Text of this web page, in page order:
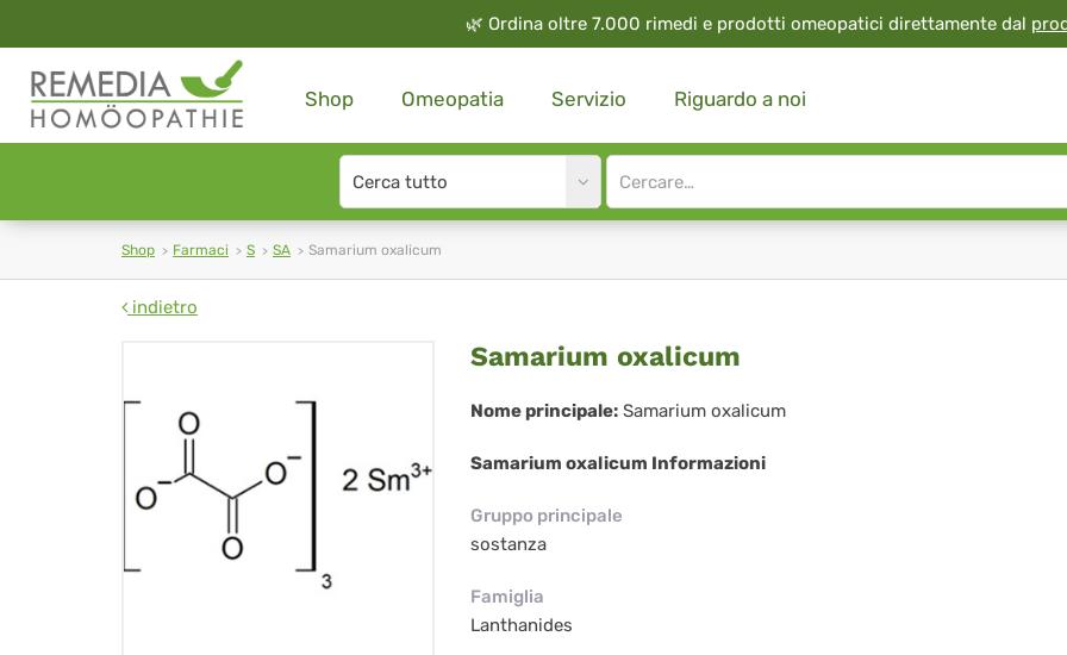
🌿 Ordina oltre 7.000 rimedi e prodotti omeopatici direttamente dal
Shop Omeopatia Servizio Riguardo a noi
Search
type
Site
search
Shop Farmaci S SA Samarium oxalicum
indietro
Samarium
oxalicum
Samarium oxalicum
Nome principale: Samarium oxalicum
Samarium oxalicum Informazioni
Gruppo principale
sostanza
Famiglia
Lanthanides